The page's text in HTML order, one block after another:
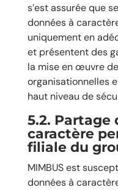
s’est assurée que
données à
uniquement en
et présentent des
la mise en œuvre
organisationnelles
haut niveau de
5.2. Partage
caractère
filiale du
MIMBUS est
données à